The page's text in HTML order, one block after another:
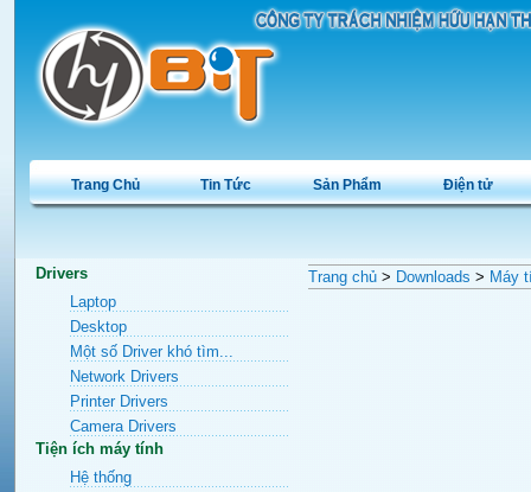
Trang Chủ Tin Tức Sản Phẩm Điện tử
Drivers
Laptop
Desktop
Một số Driver khó tìm...
Network Drivers
Printer Drivers
Camera Drivers
Tiện ích máy tính
Hệ thống
Trang chủ > Downloads > Máy